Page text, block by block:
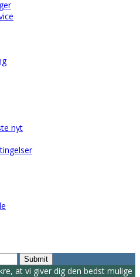
nyt
Submit
at vi giver dig den bedst mulige